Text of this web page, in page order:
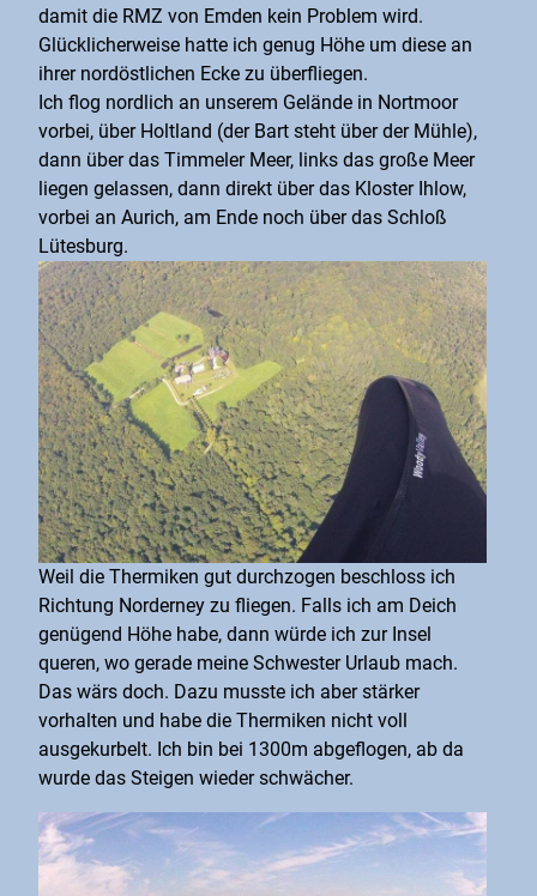
damit die RMZ von Emden kein Problem wird.
Glücklicherweise hatte ich genug Höhe um diese an
ihrer nordöstlichen Ecke zu überfliegen.
Ich flog nordlich an unserem Gelände in Nortmoor
vorbei, über Holtland (der Bart steht über der Mühle),
dann über das Timmeler Meer, links das große Meer
liegen gelassen, dann direkt über das Kloster Ihlow,
vorbei an Aurich, am Ende noch über das Schloß
Lütesburg.
Weil die Thermiken gut durchzogen beschloss ich
Richtung Norderney zu fliegen. Falls ich am Deich
genügend Höhe habe, dann würde ich zur Insel
queren, wo gerade meine Schwester Urlaub mach.
Das wärs doch. Dazu musste ich aber stärker
vorhalten und habe die Thermiken nicht voll
ausgekurbelt. Ich bin bei 1300m abgeflogen, ab da
wurde das Steigen wieder schwächer.